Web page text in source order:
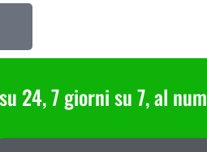
24, 7 giorni su 7, al